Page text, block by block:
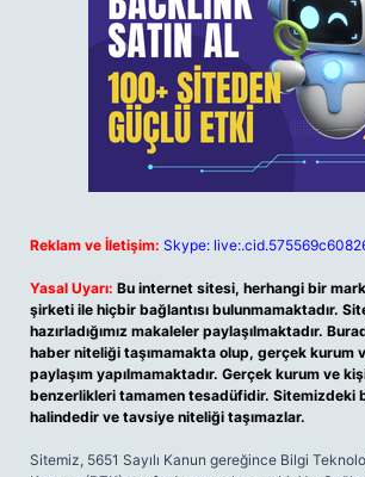
Reklam ve İletişim: Skype:
Yasal Uyarı: Bu internet sitesi, herhangi bir
şirketi ile hiçbir bağlantısı bulunmamaktadır.
hazırladığımız makaleler paylaşılmaktadır.
haber niteliği taşımamakta olup, gerçek kurum
paylaşım yapılmamaktadır. Gerçek kurum ve
benzerlikleri tamamen tesadüfidir. Sitemizdeki
halindedir ve tavsiye niteliği taşımazlar.
Sitemiz, 5651 Sayılı Kanun gereğince Bilgi